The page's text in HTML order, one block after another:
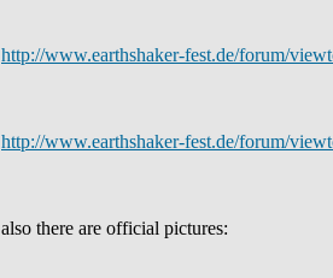
http://www.earthshaker-fest.de/forum/
http://www.earthshaker-fest.de/forum/
also there are official pictures: